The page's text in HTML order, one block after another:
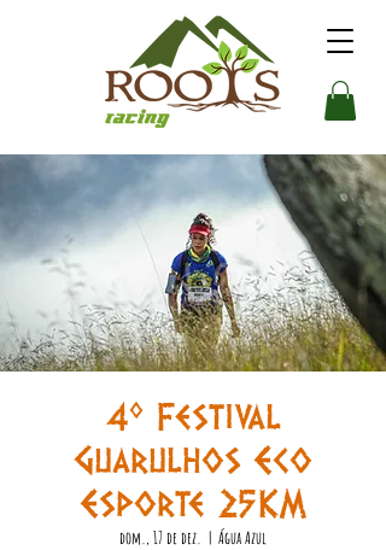
4º Festival
Guarulhos Eco
Esporte 25KM
dom., 17 de dez.
  |
Água Azul